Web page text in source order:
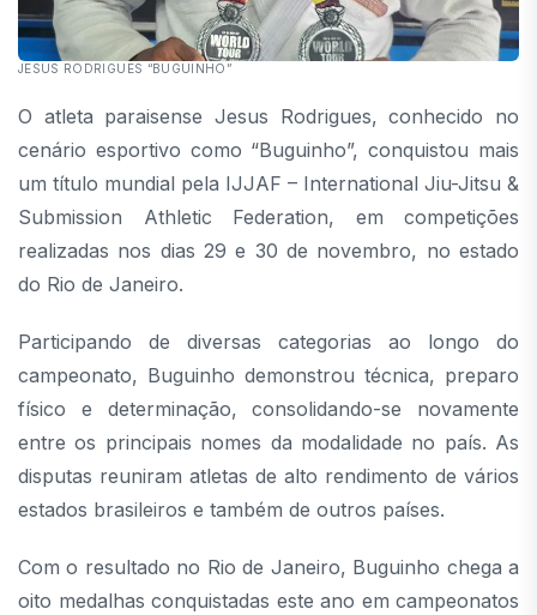
JESUS RODRIGUES “BUGUINHO”
O atleta paraisense Jesus Rodrigues, conhecido no
cenário esportivo como “Buguinho”, conquistou mais
um título mundial pela IJJAF – International Jiu-Jitsu &
Submission Athletic Federation, em competições
realizadas nos dias 29 e 30 de novembro, no estado
do Rio de Janeiro.
Participando de diversas categorias ao longo do
campeonato, Buguinho demonstrou técnica, preparo
físico e determinação, consolidando-se novamente
entre os principais nomes da modalidade no país. As
disputas reuniram atletas de alto rendimento de vários
estados brasileiros e também de outros países.
Com o resultado no Rio de Janeiro, Buguinho chega a
oito medalhas conquistadas este ano em campeonatos